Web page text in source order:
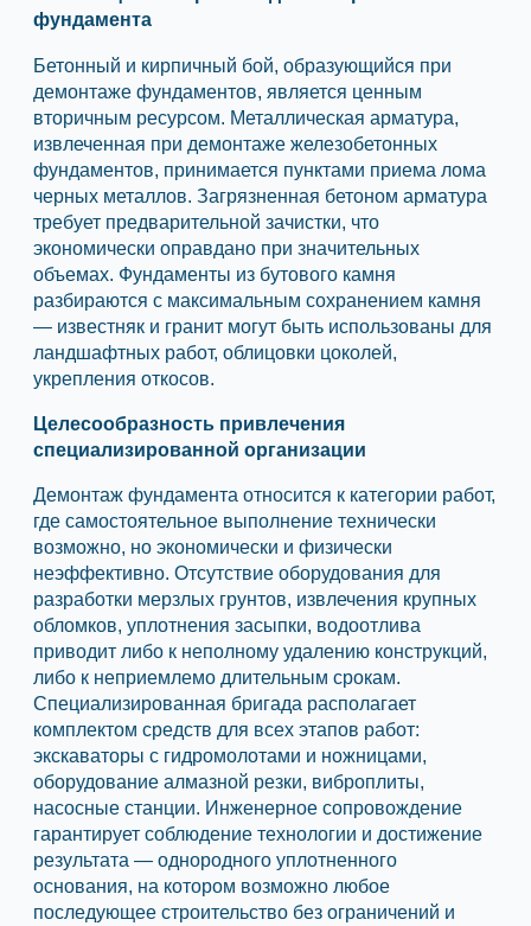
фундамента
Бетонный и кирпичный бой, образующийся при
демонтаже фундаментов, является ценным
вторичным ресурсом. Металлическая арматура,
извлеченная при демонтаже железобетонных
фундаментов, принимается пунктами приема лома
черных металлов. Загрязненная бетоном арматура
требует предварительной зачистки, что
экономически оправдано при значительных
объемах. Фундаменты из бутового камня
разбираются с максимальным сохранением камня
— известняк и гранит могут быть использованы для
ландшафтных работ, облицовки цоколей,
укрепления откосов.
Целесообразность привлечения
специализированной организации
Демонтаж фундамента относится к категории работ,
где самостоятельное выполнение технически
возможно, но экономически и физически
неэффективно. Отсутствие оборудования для
разработки мерзлых грунтов, извлечения крупных
обломков, уплотнения засыпки, водоотлива
приводит либо к неполному удалению конструкций,
либо к неприемлемо длительным срокам.
Специализированная бригада располагает
комплектом средств для всех этапов работ:
экскаваторы с гидромолотами и ножницами,
оборудование алмазной резки, виброплиты,
насосные станции. Инженерное сопровождение
гарантирует соблюдение технологии и достижение
результата — однородного уплотненного
основания, на котором возможно любое
последующее строительство без ограничений и